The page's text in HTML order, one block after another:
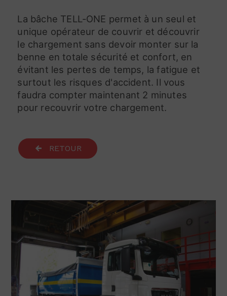
La bâche TELL-ONE permet à un seul et
unique opérateur de couvrir et découvrir
le chargement sans devoir monter sur la
benne en totale sécurité et confort, en
évitant les pertes de temps, la fatigue et
surtout les risques d'accident. Il vous
faudra compter maintenant 2 minutes
pour recouvrir votre chargement.
RETOUR